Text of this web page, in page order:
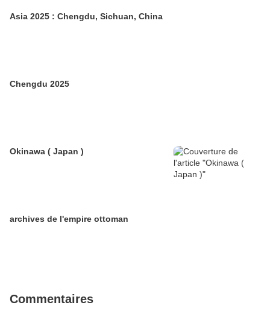
Asia 2025 : Chengdu, Sichuan, China
Chengdu 2025
Okinawa ( Japan )
archives de l'empire ottoman
Commentaires